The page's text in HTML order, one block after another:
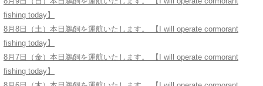
fishing today】
8月8日（土）本日鵜飼を運航いたします。 【I will operate cormorant
fishing today】
8月7日（金）本日鵜飼を運航いたします。 【I will operate cormorant
fishing today】